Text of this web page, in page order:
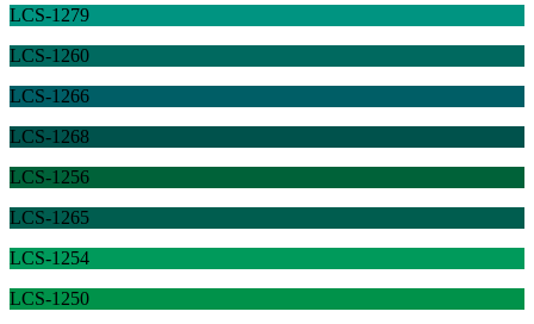
LCS-1279
LCS-1260
LCS-1266
LCS-1268
LCS-1256
LCS-1265
LCS-1254
LCS-1250